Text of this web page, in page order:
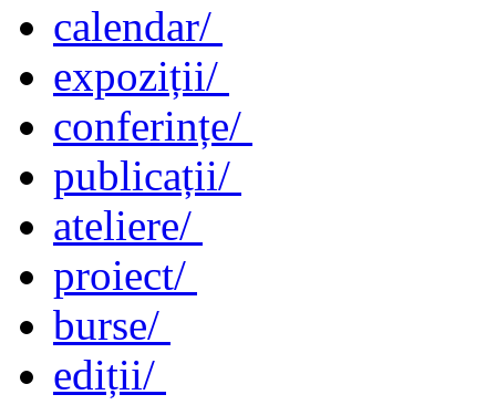
calendar/
expoziții/
conferințe/
publicații/
ateliere/
proiect/
burse/
ediții/